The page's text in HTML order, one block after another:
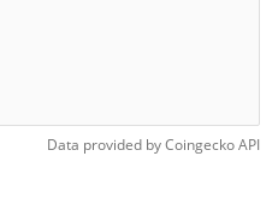
Data provided byCoingeckoAPI